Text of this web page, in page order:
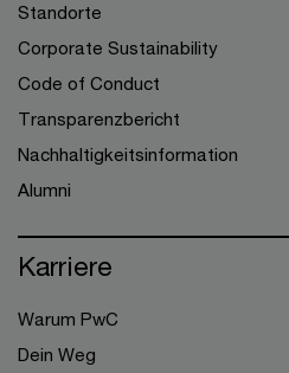
Standorte
Corporate Sustainability
Code of Conduct
Transparenzbericht
Nachhaltigkeitsinformation
Alumni
Karriere
Warum PwC
Dein Weg